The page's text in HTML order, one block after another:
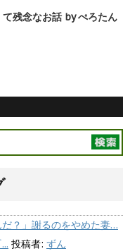
残念なお話 by ぺろたん
だ？」謝るのをやめた妻…
投稿者: ずん